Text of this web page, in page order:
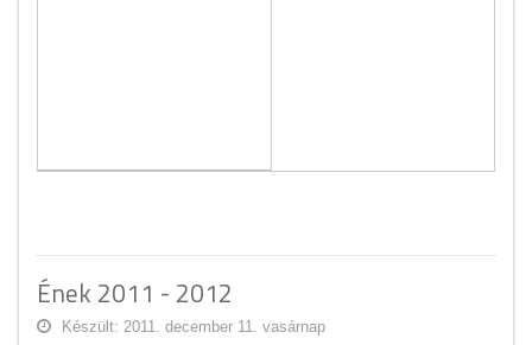
Ének 2011 - 2012
Készült: 2011. december 11. vasárnap